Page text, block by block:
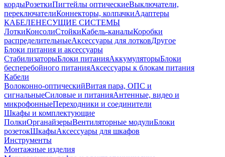
кордыРозеткиПигтейлы оптическиеВыключатели,
переключателиКоннекторы, колпачкиАдаптеры
КАБЕЛЕНЕСУЩИЕ СИСТЕМЫ
ЛоткиКонсолиСтойкиКабель-каналыКоробки
распределительныеАксессуары для лотковДругое
Блоки питания и аксессуары
СтабилизаторыБлоки питанияАккумуляторыБлоки
бесперебойного питанияАксессуары к блокам питания
Кабели
Волоконно-оптическийВитая пара, ОПС и
сигнальныеСиловые и питанияАнтенные, видео и
микрофонныеПереходники и соединители
Шкафы и комплектующие
ПолкиОрганайзерыВентиляторные модулиБлоки
розетокШкафыАксессуары для шкафов
Инструменты
Монтажные изделия